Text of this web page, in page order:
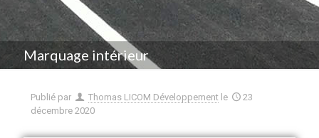
Marquage intérieur
Publié par Thomas LICOM Développement le
23
décembre 2020